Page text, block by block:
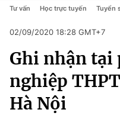
Chuyên mục
Chính trị
Xã hội
Chính trị
Pháp luật
Kinh tế
Thể thao
Truyền hình
Văn hóa - Giải trí
Y tế
Tư vấn Học trực tuyến Tuyển
02/09/2020 18:28 GMT+7
Ghi nhận
nghiệp
Hà Nội